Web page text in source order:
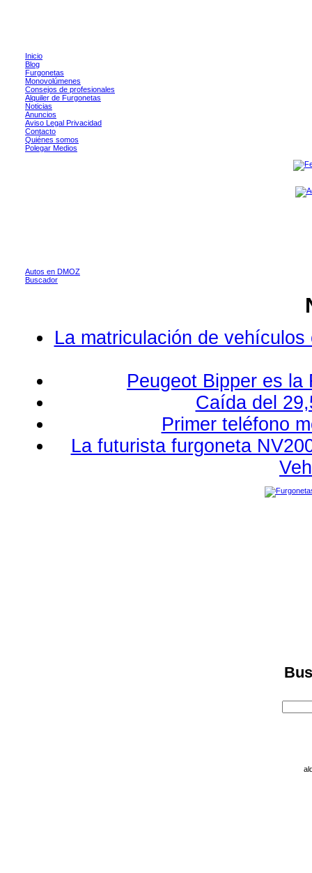
Inicio
Blog
Furgonetas
Monovolúmenes
Consejos de profesionales
Alquiler de Furgonetas
Noticias
Anuncios
Aviso Legal Privacidad
Contacto
Quiénes somos
Polegar Medios
Autos en DMOZ
Buscador
La matriculación de
Peugeot Bipper es la
Caída del
Primer teléfono
La futurista furgoneta